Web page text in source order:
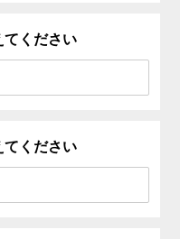
てください
てください